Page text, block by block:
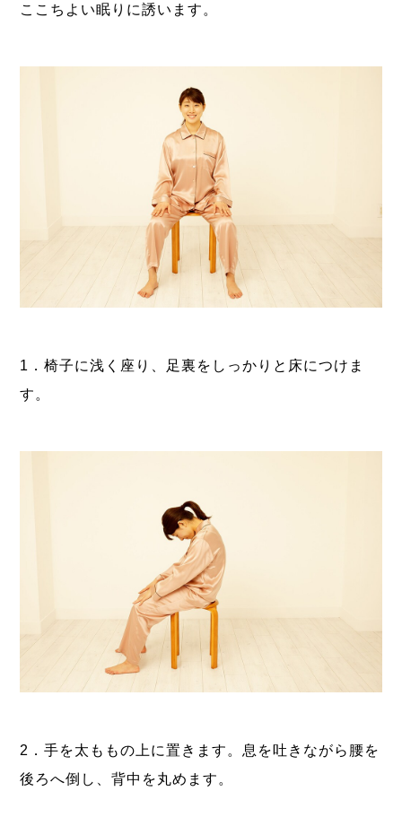
ここちよい眠りに誘います。
1．椅子に浅く座り、足裏をしっかりと床につけま
す。
2．手を太ももの上に置きます。息を吐きながら腰を
後ろへ倒し、背中を丸めます。